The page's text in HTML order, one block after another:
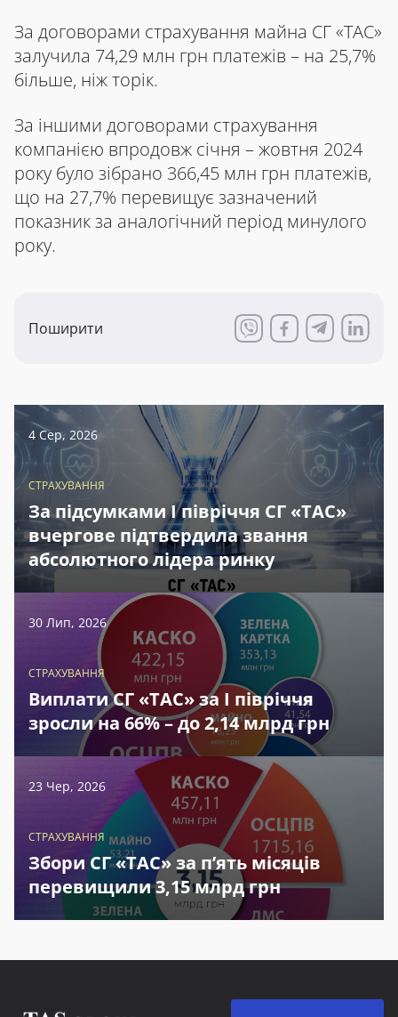
За договорами страхування майна СГ «ТАС»
залучила 74,29 млн грн платежів – на 25,7%
більше, ніж торік.
За іншими договорами страхування
компанією впродовж січня – жовтня 2024
року було зібрано 366,45 млн грн платежів,
що на 27,7% перевищує зазначений
показник за аналогічний період минулого
року.
Поширити
4 Сер, 2026
СТРАХУВАННЯ
За підсумками І півріччя СГ «ТАС»
вчергове підтвердила звання
абсолютного лідера ринку
30 Лип, 2026
СТРАХУВАННЯ
Виплати СГ «ТАС» за І півріччя
зросли на 66% – до 2,14 млрд грн
23 Чер, 2026
СТРАХУВАННЯ
Збори СГ «ТАС» за п’ять місяців
перевищили 3,15 млрд грн